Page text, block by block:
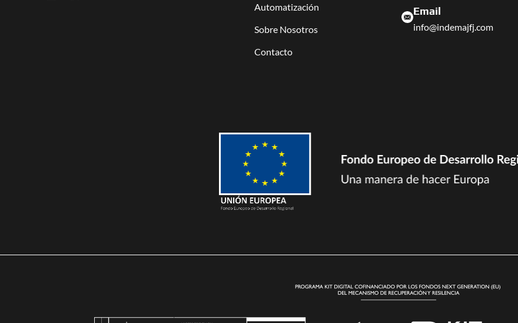
Automatización
Sobre Nosotros
Contacto
Email
info@indemajfj.com